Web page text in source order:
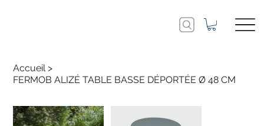
Accueil >
FERMOB ALIZÉ TABLE BASSE DÉPORTÉE Ø 48 CM